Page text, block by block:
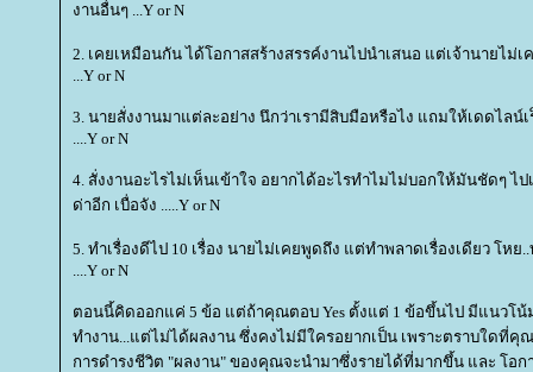
งานอื่นๆ ...Y or N
2. เคยเหมือนกัน ได้โอกาสสร้างสรรค์งานไปนำเสนอ แต่เจ้านายไม่
...Y or N
3. นายสั่งงานมาแต่ละอย่าง นึกว่าเรามีสิบมือหรือไง แถมให้เดดไลน์
....Y or N
4. สั่งงานอะไรไม่เห็นเข้าใจ อยากได้อะไรทำไมไม่บอกให้มันชัดๆ ไ
ด่าอีก เบื่อจัง .....Y or N
5. ทำเรื่องดีไป 10 เรื่อง นายไม่เคยพูดถึง แต่ทำพลาดเรื่องเดียว โ
....Y or N
ตอนนี้คิดออกแค่ 5 ข้อ แต่ถ้าคุณตอบ Yes ตั้งแต่ 1 ข้อขึ้นไป มีแนวโน้
ทำงาน...แต่ไม่ได้ผลงาน ซึ่งคงไม่มีใครอยากเป็น เพราะตราบใดที่คุ
การดำรงชีวิต "ผลงาน" ของคุณจะนำมาซึ่งรายได้ที่มากขึ้น และ โอ